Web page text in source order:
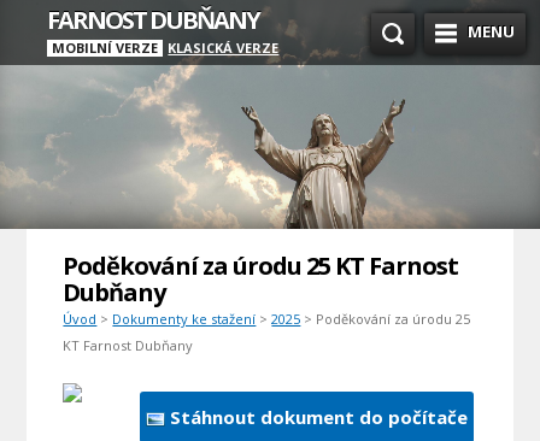
MENU
FARNOST DUBŇANY
MOBILNÍ VERZE KLASICKÁ VERZE
Poděkování za úrodu 25 KT Farnost
Dubňany
Úvod > Dokumenty ke stažení >2025 > Poděkování za úrodu 25
KT Farnost Dubňany
Stáhnout dokument do počítače